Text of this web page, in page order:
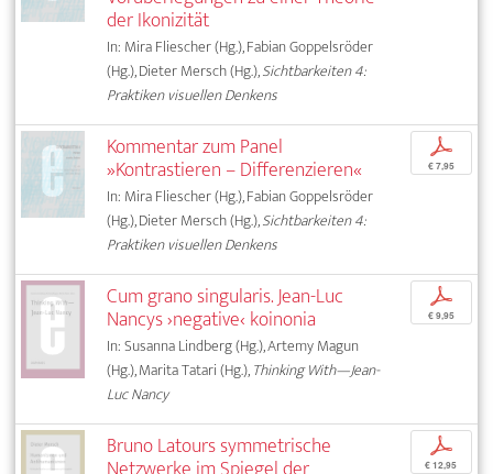
der Ikonizität
In: Mira Fliescher (Hg.), Fabian Goppelsröder
(Hg.), Dieter Mersch (Hg.),Sichtbarkeiten 4:
Praktiken visuellen Denkens
Kommentar zum Panel
»Kontrastieren – Differenzieren«
In: Mira Fliescher (Hg.), Fabian Goppelsröder
(Hg.), Dieter Mersch (Hg.),Sichtbarkeiten 4:
Praktiken visuellen Denkens
p
€ 7,95
Cum grano singularis. Jean-Luc
Nancys ›negative‹ koinonia
In: Susanna Lindberg (Hg.), Artemy Magun
(Hg.), Marita Tatari (Hg.),Thinking With—Jean-
Luc Nancy
p
€ 9,95
Bruno Latours symmetrische p
€ 12,95